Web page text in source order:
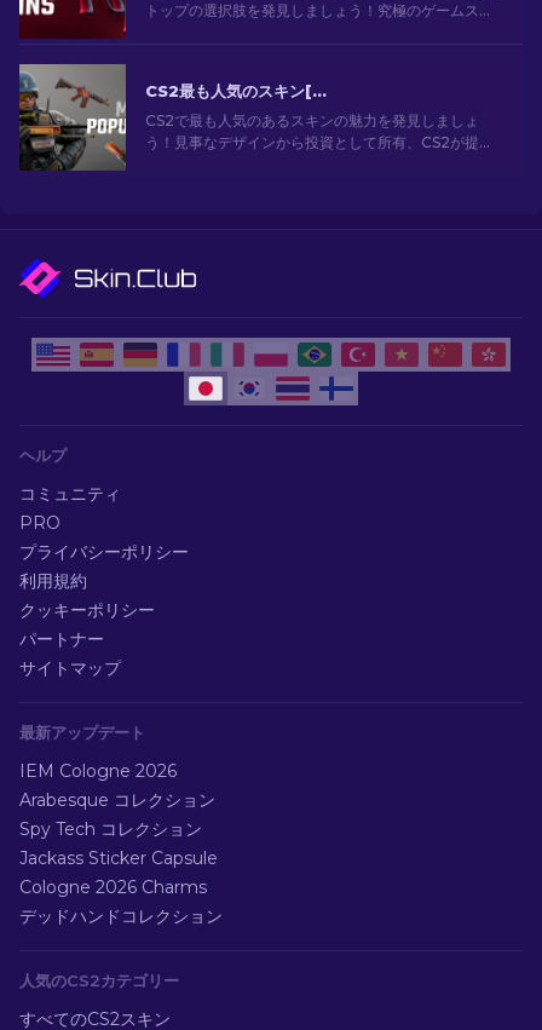
トップの選択肢を発見しましょう！究極のゲームスタ
CS2最も人気のスキン[2026]
CS2で最も人気のあるスキンの魅力を発見しましょ
う！見事なデザインから投資として所有、CS2が提供
ヘルプ
コミュニティ
PRO
プライバシーポリシー
利用規約
クッキーポリシー
パートナー
サイトマップ
最新アップデート
IEM Cologne 2026
Arabesque コレクション
Spy Tech コレクション
Jackass Sticker Capsule
Cologne 2026 Charms
デッドハンドコレクション
人気のCS2カテゴリー
すべてのCS2スキン